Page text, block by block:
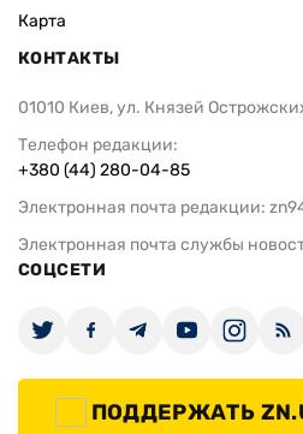
Карта
КОНТАКТЫ
01010 Киев, ул. Князей
Телефон редакции:
+380 (44) 280-04-85
Электронная почта редакции:
Электронная почта службы
СОЦСЕТИ
ПОДДЕРЖАТЬ